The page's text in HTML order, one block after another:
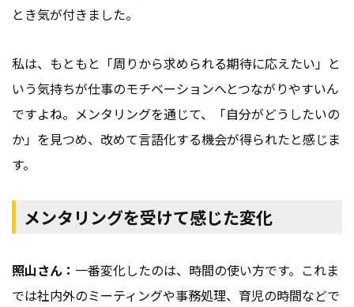
とき気が付きました。
私は、もともと「周りから求められる期待に応えたい」と
いう気持ちが仕事のモチベーションへとつながりやすいん
ですよね。メンタリングを通じて、「自分がどうしたいの
か」を見つめ、改めて言語化する機会が得られたと感じま
す。
メンタリングを受けて感じた変化
照山さん： 一番変化したのは、時間の使い方です。これま
では社内外のミーティングや事務処理、育児の時間などで